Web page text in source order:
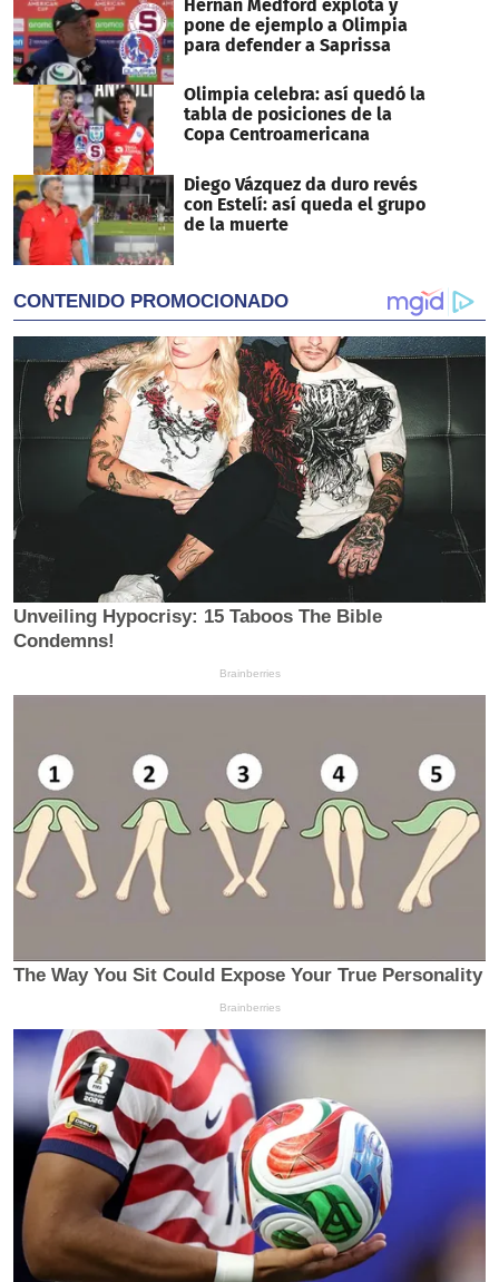
Hernán Medford explota y
pone de ejemplo a Olimpia
para defender a Saprissa
Olimpia celebra: así quedó la
tabla de posiciones de la
Copa Centroamericana
Diego Vázquez da duro revés
con Estelí: así queda el grupo
de la muerte